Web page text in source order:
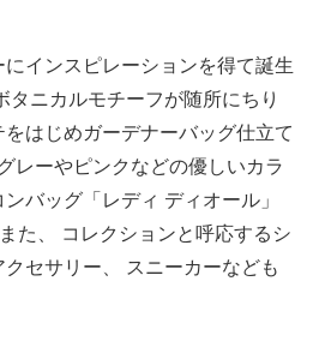
インスピレーションを得て誕生
タニカルモチーフが随所にちり
はじめガーデナーバッグ仕立て
レーやピンクなどの優しいカラ
バッグ「レディ ディオール」
た、 コレクションと呼応するシ
セサリー、 スニーカーなども